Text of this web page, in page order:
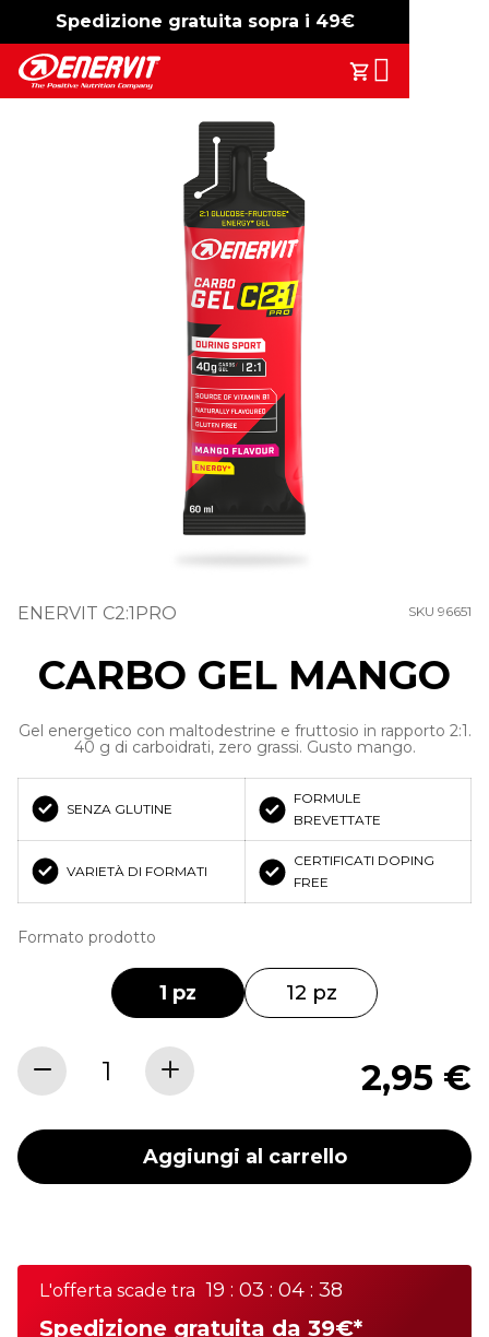
Spedizione gratuita sopra i 49€
-15% free shipping
Il Tuo
Search
ENERVIT C2:1PRO SKU 96651
CARBO GEL MANGO
Gel energetico con maltodestrine e fruttosio in rapporto 2:1.
40 g di carboidrati, zero grassi. Gusto mango.
SENZA GLUTINE
FORMULE
BREVETTATE
VARIETÀ DI FORMATI
CERTIFICATI DOPING
FREE
Formato prodotto
1 pz 12 pz
2,95 €
Aggiungi al carrello
L'offerta scade tra 19 : 03 : 04 : 38
Spedizione gratuita da 39€*